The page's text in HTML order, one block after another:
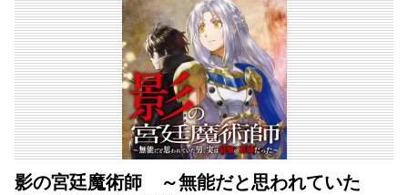
影の宮廷魔術師 ～無能だと思われていた